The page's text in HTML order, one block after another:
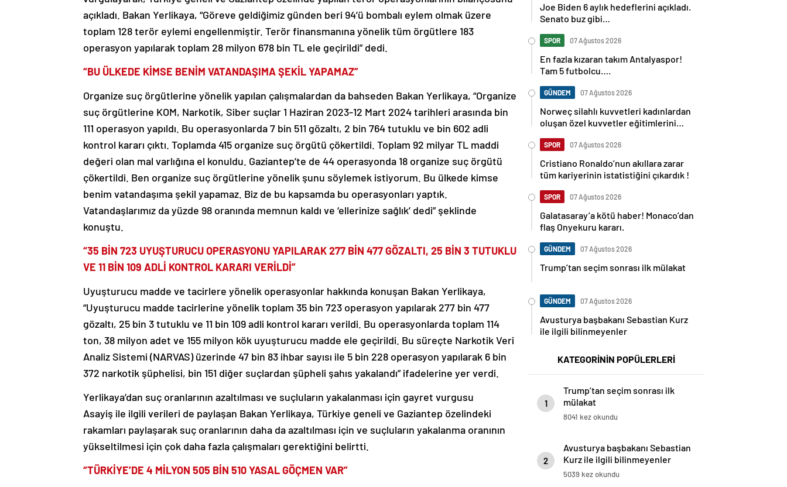
açıkladı. Bakan Yerlikaya, “Göreve geldiğimiz günden beri 94’ü bombalı eylem olmak üzere
toplam 128 terör eylemi engellenmiştir. Terör finansmanına yönelik tüm örgütlere 183
operasyon yapılarak toplam 28 milyon 678 bin TL ele geçirildi” dedi.
“BU ÜLKEDE KİMSE BENİM VATANDAŞIMA ŞEKİL YAPAMAZ”
Organize suç örgütlerine yönelik yapılan çalışmalardan da bahseden Bakan Yerlikaya, “Organize
suç örgütlerine KOM, Narkotik, Siber suçlar 1 Haziran 2023-12 Mart 2024 tarihleri arasında bin
111 operasyon yapıldı. Bu operasyonlarda 7 bin 511 gözaltı, 2 bin 764 tutuklu ve bin 602 adli
kontrol kararı çıktı. Toplamda 415 organize suç örgütü çökertildi. Toplam 92 milyar TL maddi
değeri olan mal varlığına el konuldu. Gaziantep’te de 44 operasyonda 18 organize suç örgütü
çökertildi. Ben organize suç örgütlerine yönelik şunu söylemek istiyorum. Bu ülkede kimse
benim vatandaşıma şekil yapamaz. Biz de bu kapsamda bu operasyonları yaptık.
Vatandaşlarımız da yüzde 98 oranında memnun kaldı ve ‘ellerinize sağlık’ dedi” şeklinde
konuştu.
“35 BİN 723 UYUŞTURUCU OPERASYONU YAPILARAK 277 BİN 477 GÖZALTI, 25 BİN 3 TUTUKLU
VE 11 BİN 109 ADLİ KONTROL KARARI VERİLDİ”
Uyuşturucu madde ve tacirlere yönelik operasyonlar hakkında konuşan Bakan Yerlikaya,
“Uyuşturucu madde tacirlerine yönelik toplam 35 bin 723 operasyon yapılarak 277 bin 477
gözaltı, 25 bin 3 tutuklu ve 11 bin 109 adli kontrol kararı verildi. Bu operasyonlarda toplam 114
ton, 38 milyon adet ve 155 milyon kök uyuşturucu madde ele geçirildi. Bu süreçte Narkotik Veri
Analiz Sistemi (NARVAS) üzerinde 47 bin 83 ihbar sayısı ile 5 bin 228 operasyon yapılarak 6 bin
372 narkotik şüphelisi, bin 151 diğer suçlardan şüpheli şahıs yakalandı” ifadelerine yer verdi.
Yerlikaya’dan suç oranlarının azaltılması ve suçluların yakalanması için gayret vurgusu
Asayiş ile ilgili verileri de paylaşan Bakan Yerlikaya, Türkiye geneli ve Gaziantep özelindeki
rakamları paylaşarak suç oranlarının daha da azaltılması için ve suçluların yakalanma oranının
yükseltilmesi için çok daha fazla çalışmaları gerektiğini belirtti.
“TÜRKİYE’DE 4 MİLYON 505 BİN 510 YASAL GÖÇMEN VAR”
Joe Biden 6 aylık hedeflerini açıkladı.
Senato buz gibi…
SPOR 07 Ağustos 2026
En fazla kızaran takım Antalyaspor!
Tam 5 futbolcu….
GÜNDEM 07 Ağustos 2026
Norweç silahlı kuvvetleri kadınlardan
oluşan özel kuvvetler eğitimlerini
SPOR 07 Ağustos 2026
Cristiano Ronaldo’nun akıllara zarar
tüm kariyerinin istatistiğini çıkardık !
SPOR 07 Ağustos 2026
Galatasaray’a kötü haber! Monaco’dan
flaş Onyekuru kararı.
GÜNDEM 07 Ağustos 2026
Trump’tan seçim sonrası ilk mülakat
GÜNDEM 07 Ağustos 2026
Avusturya başbakanı Sebastian Kurz
ile ilgili bilinmeyenler
KATEGORİNİN POPÜLERLERİ
1
Trump’tan seçim sonrası ilk
mülakat
8041 kez okundu
2
Avusturya başbakanı Sebastian
Kurz ile ilgili bilinmeyenler
5039 kez okundu